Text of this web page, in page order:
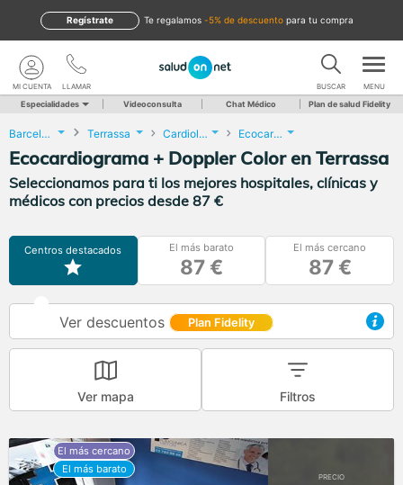
te regalamos -5% de descuento para tu compra
Regístrate
LLAMAR
MI CUENTA BUSCAR MENU
Especialidades Videoconsulta Chat Médico Plan de salud Fidelity
Barcelona Terrassa Cardiología Ecocardiograma + Doppler Color
Ecocardiograma + Doppler Color en Terrassa
Seleccionamos para ti los mejores hospitales, clínicas y
médicos con precios desde 87 €
Centros destacados El más barato
87 €
El más cercano
87 €
Ver descuentos Plan Fidelity
Ver mapa Filtros
PRECIO